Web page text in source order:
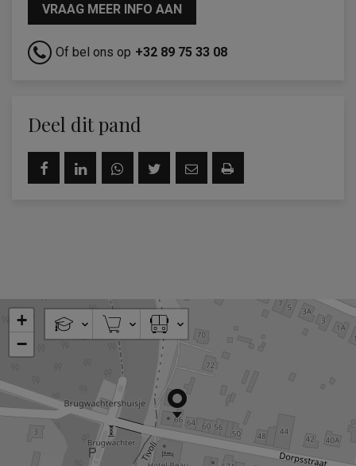
VRAAG MEER INFO AAN
Of bel ons op +32 89 75 33 08
Deel dit pand
+
−